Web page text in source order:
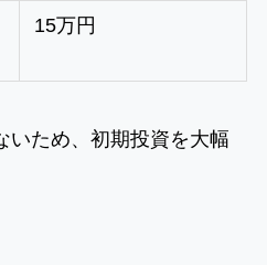
15万円
いため、初期投資を大幅